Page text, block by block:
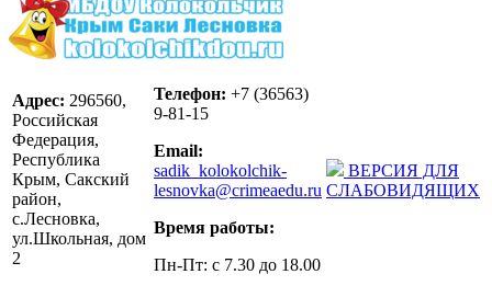
Адрес: 296560,
Российская
Федерация,
Республика
Крым, Сакский
район,
с.Лесновка,
ул.Школьная, дом
2
Телефон: +7 (36563)
9-81-15
Email:
sadik_kolokolchik-
lesnovka@crimeaedu.ru
Время работы:
Пн-Пт: с 7.30 до 18.00
ВЕРСИЯ ДЛЯ
СЛАБОВИДЯЩИХ